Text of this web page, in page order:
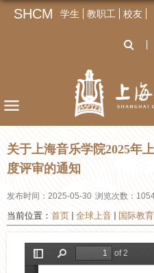
SHCM 学生 教职工 校友
关于上海音乐学院2025年
度评审的通知
发布时间：2025-05-30 浏览次数：
当前位置： 首页 全球上音 国际教